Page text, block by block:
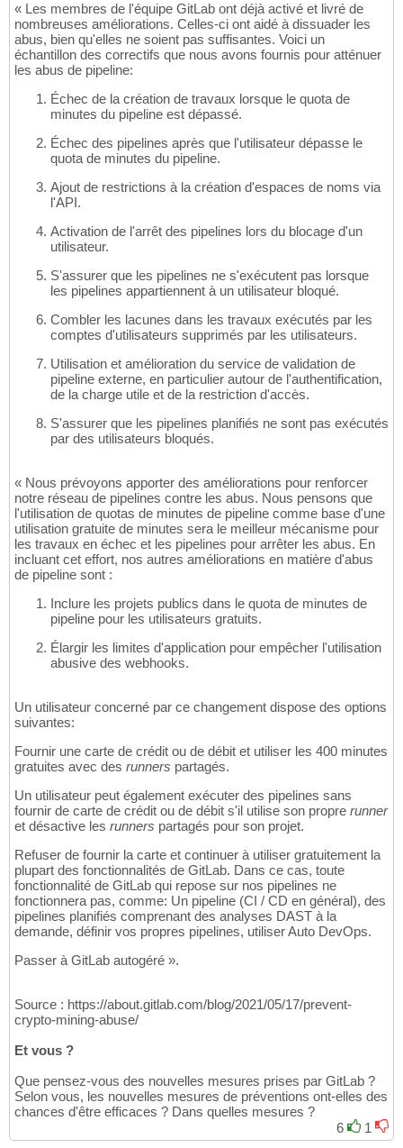
« Les membres de l'équipe GitLab ont déjà activé et livré de
nombreuses améliorations. Celles-ci ont aidé à dissuader les
abus, bien qu'elles ne soient pas suffisantes. Voici un
échantillon des correctifs que nous avons fournis pour atténuer
les abus de pipeline:
Échec de la création de travaux lorsque le quota de
minutes du pipeline est dépassé.
Échec des pipelines après que l'utilisateur dépasse le
quota de minutes du pipeline.
Ajout de restrictions à la création d'espaces de noms via
l'API.
Activation de l'arrêt des pipelines lors du blocage d'un
utilisateur.
S'assurer que les pipelines ne s'exécutent pas lorsque
les pipelines appartiennent à un utilisateur bloqué.
Combler les lacunes dans les travaux exécutés par les
comptes d'utilisateurs supprimés par les utilisateurs.
Utilisation et amélioration du service de validation de
pipeline externe, en particulier autour de l'authentification,
de la charge utile et de la restriction d'accès.
S'assurer que les pipelines planifiés ne sont pas exécutés
par des utilisateurs bloqués.
« Nous prévoyons apporter des améliorations pour renforcer
notre réseau de pipelines contre les abus. Nous pensons que
l'utilisation de quotas de minutes de pipeline comme base d'une
utilisation gratuite de minutes sera le meilleur mécanisme pour
les travaux en échec et les pipelines pour arrêter les abus. En
incluant cet effort, nos autres améliorations en matière d'abus
de pipeline sont :
Inclure les projets publics dans le quota de minutes de
pipeline pour les utilisateurs gratuits.
Élargir les limites d'application pour empêcher l'utilisation
abusive des webhooks.
Un utilisateur concerné par ce changement dispose des options
suivantes:
Fournir une carte de crédit ou de débit et utiliser les 400 minutes
gratuites avec des runners partagés.
Un utilisateur peut également exécuter des pipelines sans
fournir de carte de crédit ou de débit s'il utilise son propre runner
et désactive les runners partagés pour son projet.
Refuser de fournir la carte et continuer à utiliser gratuitement la
plupart des fonctionnalités de GitLab. Dans ce cas, toute
fonctionnalité de GitLab qui repose sur nos pipelines ne
fonctionnera pas, comme: Un pipeline (CI / CD en général), des
pipelines planifiés comprenant des analyses DAST à la
demande, définir vos propres pipelines, utiliser Auto DevOps.
Passer à GitLab autogéré ».
Source : https://about.gitlab.com/blog/2021/05/17/prevent-
crypto-mining-abuse/
Et vous ?
Que pensez-vous des nouvelles mesures prises par GitLab ?
Selon vous, les nouvelles mesures de préventions ont-elles des
chances d'être efficaces ? Dans quelles mesures ?
6
1